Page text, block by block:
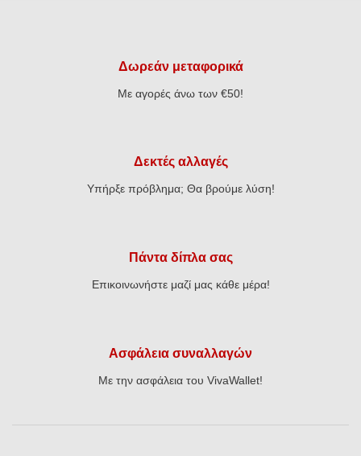
Δωρεάν μεταφορικά
Με αγορές άνω των €50!
Δεκτές αλλαγές
Υπήρξε πρόβλημα; Θα βρούμε λύση!
Πάντα δίπλα σας
Επικοινωνήστε μαζί μας κάθε μέρα!
Ασφάλεια συναλλαγών
Με την ασφάλεια του VivaWallet!